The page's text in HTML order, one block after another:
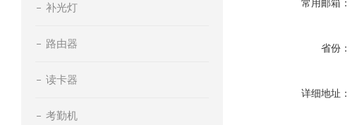
补光灯
路由器
读卡器
考勤机
常用邮箱：
省份：
详细地址：